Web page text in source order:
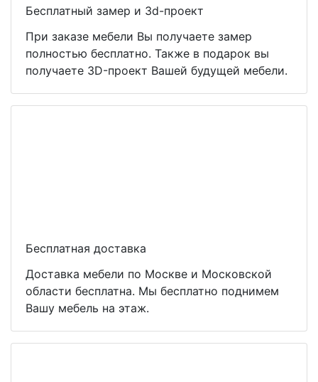
Бесплатный замер и 3d-проект
При заказе мебели Вы получаете замер
полностью бесплатно. Также в подарок вы
получаете 3D-проект Вашей будущей мебели.
Бесплатная доставка
Доставка мебели по Москве и Московской
области бесплатна. Мы бесплатно поднимем
Вашу мебель на этаж.